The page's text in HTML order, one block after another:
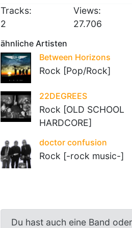
Tracks:
2
Views:
27.706
ähnliche Artisten
Between Horizons
Rock [Pop/Rock]
22DEGREES
Rock [OLD SCHOOL
HARDCORE]
doctor confusion
Rock [-rock music-]
Du hast auch eine Band